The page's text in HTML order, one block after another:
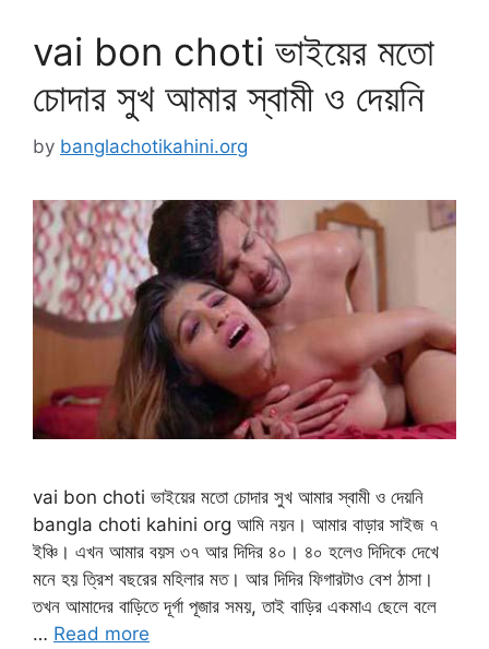
vai bon choti ভাইয়ের মতো
চোদার সুখ আমার স্বামী ও দেয়নি
by banglachotikahini.org
vai bon choti ভাইয়ের মতো চোদার সুখ আমার স্বামী ও দেয়নি
bangla choti kahini org আমি নয়ন। আমার বাড়ার সাইজ ৭
ইঞ্চি। এখন আমার বয়স ৩৭ আর দিদির ৪০। ৪০ হলেও দিদিকে দেখে
মনে হয় ত্রিশ বছরের মহিলার মত। আর দিদির ফিগারটাও বেশ ঠাসা।
তখন আমাদের বাড়িতে দূর্গা পূজার সময়, তাই বাড়ির একমাএ ছেলে বলে
… Read more